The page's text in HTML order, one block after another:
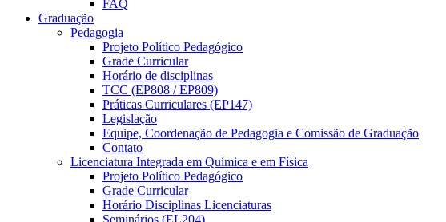
FAQ
Graduação
Pedagogia
Projeto Político Pedagógico
Grade Curricular
Horário de disciplinas
TCC (EP808 / EP809)
Práticas Curriculares (EP147)
Legislação
Equipe, Coordenação de Pedagogia e Comissão de Graduação
Contato
Licenciatura Integrada em Química e em Física
Projeto Político Pedagógico
Grade Curricular
Horário Disciplinas Licenciaturas
Seminários (EL204)